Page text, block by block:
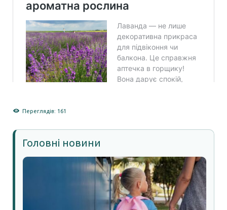
Переглядів: 161
Головні новини